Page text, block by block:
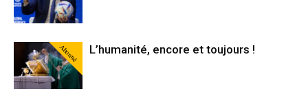
Abonné L’humanité, encore et toujours !